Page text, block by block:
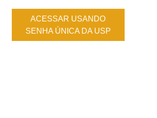
ACESSAR USANDO
SENHA ÚNICA DA USP